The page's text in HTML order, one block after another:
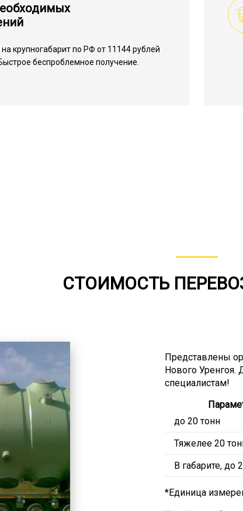
крупногабарит по РФ от 11144 рублей
беспроблемное получение.
СТОИМОСТЬ
Представлены
Нового Уренгоя.
специалистам!
до 20 тонн
Тяжелее 20
В габарите, до
*Единица